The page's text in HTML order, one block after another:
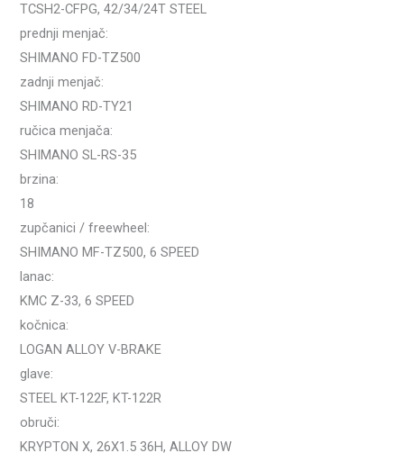
TCSH2-CFPG, 42/34/24T STEEL
prednji menjač:
SHIMANO FD-TZ500
zadnji menjač:
SHIMANO RD-TY21
ručica menjača:
SHIMANO SL-RS-35
brzina:
18
zupčanici / freewheel:
SHIMANO MF-TZ500, 6 SPEED
lanac:
KMC Z-33, 6 SPEED
kočnica:
LOGAN ALLOY V-BRAKE
glave:
STEEL KT-122F, KT-122R
obruči:
KRYPTON X, 26X1.5 36H, ALLOY DW